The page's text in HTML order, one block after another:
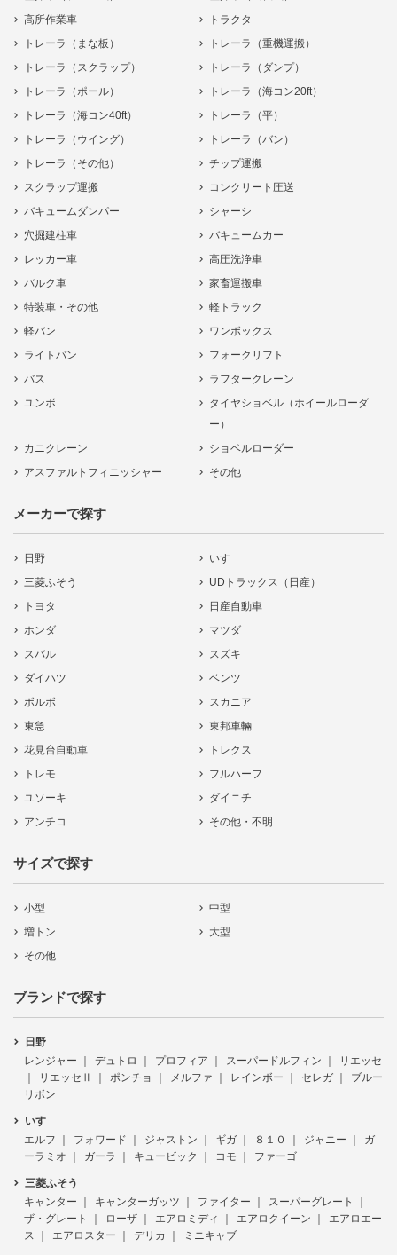
高所作業車
トラクタ
トレーラ（まな板）
トレーラ（重機運搬）
トレーラ（スクラップ）
トレーラ（ダンプ）
トレーラ（ポール）
トレーラ（海コン20ft）
トレーラ（海コン40ft）
トレーラ（平）
トレーラ（ウイング）
トレーラ（バン）
トレーラ（その他）
チップ運搬
スクラップ運搬
コンクリート圧送
バキュームダンパー
シャーシ
穴掘建柱車
バキュームカー
レッカー車
高圧洗浄車
バルク車
家畜運搬車
特装車・その他
軽トラック
軽バン
ワンボックス
ライトバン
フォークリフト
バス
ラフタークレーン
ユンボ
タイヤショベル（ホイールローダ
ー）
カニクレーン
ショベルローダー
アスファルトフィニッシャー
その他
メーカーで探す
日野
いすゞ
三菱ふそう
UDトラックス（日産）
トヨタ
日産自動車
ホンダ
マツダ
スバル
スズキ
ダイハツ
ベンツ
ボルボ
スカニア
東急
東邦車輛
花見台自動車
トレクス
トレモ
フルハーフ
ユソーキ
ダイニチ
アンチコ
その他・不明
サイズで探す
小型
中型
増トン
大型
その他
ブランドで探す
日野
レンジャー
デュトロ プロフィア スーパードルフィン
リエッセ
リエッセⅡ
ポンチョ メルファ レインボー セレガ
ブルー
リボン
いすゞ
エルフ
フォワード ジャストン ギガ ８１０ ジャニー
ガ
ーラミオ
ガーラ キュービック コモ ファーゴ
三菱ふそう
キャンター
キャンターガッツ ファイター
スーパーグレート
ザ・グレート
ローザ エアロミディ エアロクイーン
エアロエー
ス
エアロスター デリカ ミニキャブ